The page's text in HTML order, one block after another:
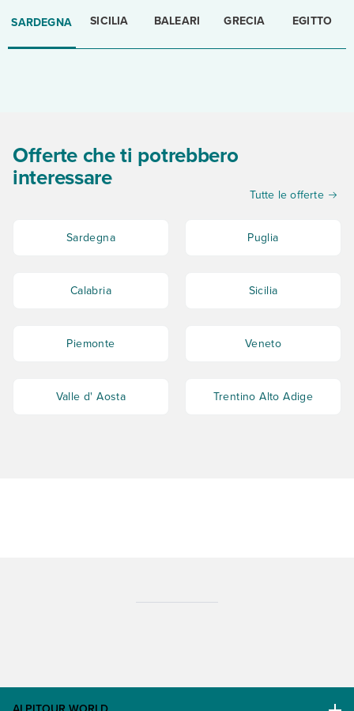
SARDEGNA SICILIA BALEARI GRECIA EGITTO
Offerte che ti potrebbero
interessare
Tutte le offerte
Sardegna Puglia
Calabria Sicilia
Piemonte Veneto
Valle d' Aosta Trentino Alto Adige